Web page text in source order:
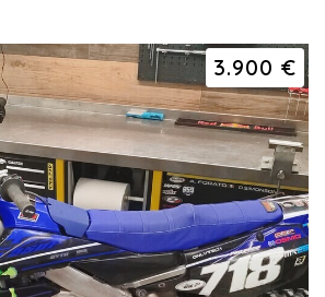
3.900 €